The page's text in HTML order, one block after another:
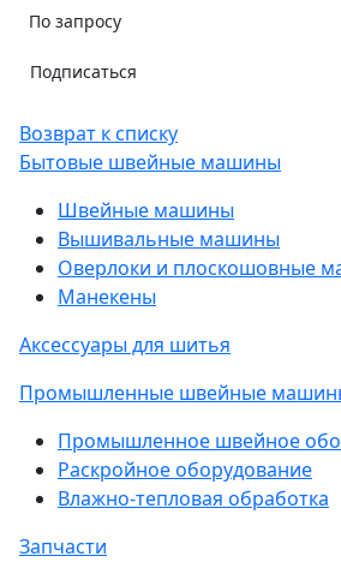
По запросу
Подписаться
Возврат к списку
Бытовые швейные машины
Швейные машины
Вышивальные машины
Оверлоки и плоскошовные
Манекены
Аксессуары для шитья
Промышленные швейные
Промышленное швейное
Раскройное оборудование
Влажно-тепловая обработка
Запчасти